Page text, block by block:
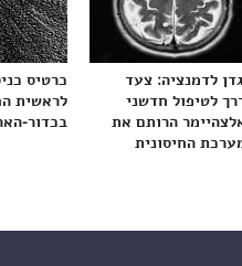
לדמנציה: צעד
לטיפול חדשני
הרותם את
החיסונית
כרטיס
לראשית
בכדור-